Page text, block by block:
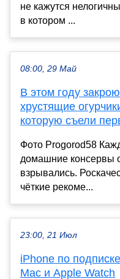
не кажутся
в котором ...
08:00, 29 Май
В этом году
хрустящие
которую съели
Фото Progorod58
домашние консервы
взрывались.
чёткие рекоме...
23:00, 21 Июл
iPhone по
Mac и Apple Watch